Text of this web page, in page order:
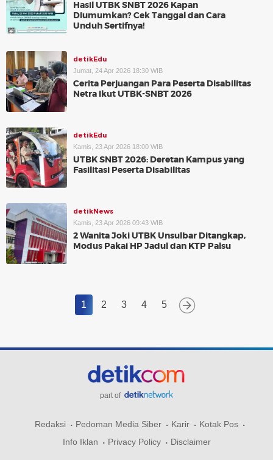
Hasil UTBK SNBT 2026 Kapan
Diumumkan? Cek Tanggal dan Cara
Unduh Sertifnya!
detikEdu
Jumat, 24 Apr 2026 18:30 WIB
Cerita Perjuangan Para Peserta Disabilitas
Netra Ikut UTBK-SNBT 2026
detikEdu
Kamis, 23 Apr 2026 18:00 WIB
UTBK SNBT 2026: Deretan Kampus yang
Fasilitasi Peserta Disabilitas
detikNews
Kamis, 23 Apr 2026 09:43 WIB
2 Wanita Joki UTBK Unsulbar Ditangkap,
Modus Pakai HP Jadul dan KTP Palsu
1 2 3 4 5
part of
Redaksi Pedoman Media Siber Karir
Kotak Pos
Info Iklan
Privacy Policy Disclaimer